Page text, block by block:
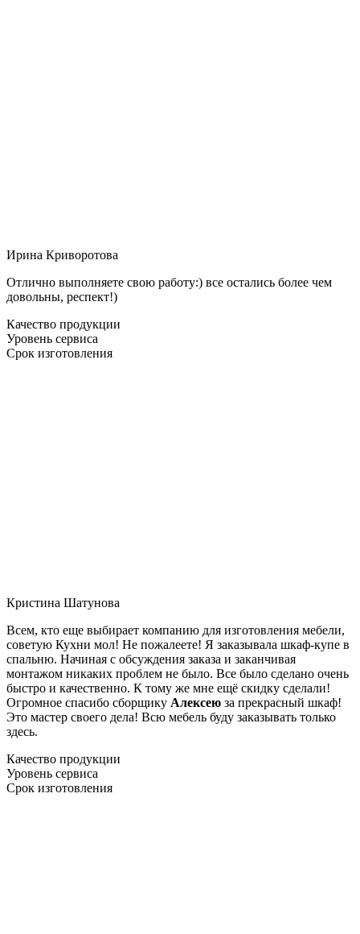
Ирина Криворотова
Отлично выполняете свою работу:) все остались более чем
довольны, респект!)
Качество продукции
Уровень сервиса
Срок изготовления
Кристина Шатунова
Всем, кто еще выбирает компанию для изготовления мебели,
советую Кухни мол! Не пожалеете! Я заказывала шкаф-купе в
спальню. Начиная с обсуждения заказа и заканчивая
монтажом никаких проблем не было. Все было сделано очень
быстро и качественно. К тому же мне ещё скидку сделали!
Огромное спасибо сборщику Алексею за прекрасный шкаф!
Это мастер своего дела! Всю мебель буду заказывать только
здесь.
Качество продукции
Уровень сервиса
Срок изготовления